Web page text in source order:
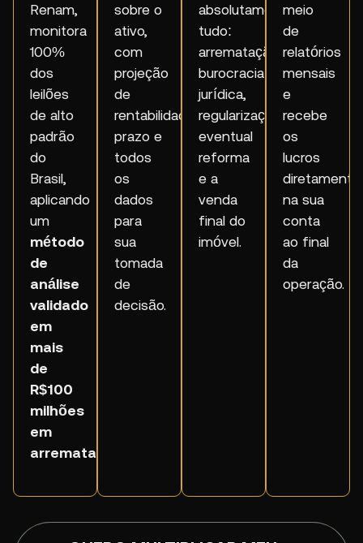
Renam,
monitora
100%
dos
leilões
de alto
padrão
do
Brasil,
aplicando
um
método
de
análise
validado
em
mais
de
R$100
milhões
em
arrematações.
sobre o
ativo,
com
projeção
de
rentabilidade,
prazo e
todos
os
dados
para
sua
tomada
de
decisão.
absolutamente
tudo:
arrematação,
burocracia
jurídica,
regularização,
eventual
reforma
e a
venda
final do
imóvel.
meio
de
relatórios
mensais
e
recebe
os
lucros
diretamente
na sua
conta
ao final
da
operação.